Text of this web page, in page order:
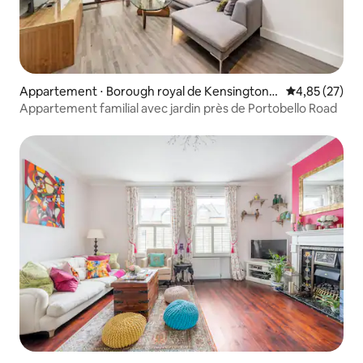
Appartement ⋅ Borough royal de Kensington e
t Chelsea
Évaluation
4,85 (27)
Appartement familial avec jardin près de Portobello Road